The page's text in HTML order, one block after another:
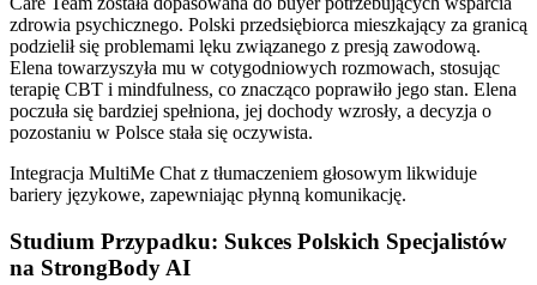
zdrowia psychicznego. Polski przedsiębiorca mieszkający za granicą
podzielił się problemami lęku związanego z presją zawodową.
Elena towarzyszyła mu w cotygodniowych rozmowach, stosując
terapię CBT i mindfulness, co znacząco poprawiło jego stan. Elena
poczuła się bardziej spełniona, jej dochody wzrosły, a decyzja o
pozostaniu w Polsce stała się oczywista.
Integracja MultiMe Chat z tłumaczeniem głosowym likwiduje
bariery językowe, zapewniając płynną komunikację.
Studium Przypadku: Sukces Polskich Specjalistów
na StrongBody AI